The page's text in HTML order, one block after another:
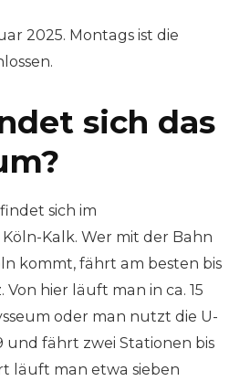
2025. Montags ist die
sich das
sich im
Kalk. Wer mit der Bahn
kommt, fährt am besten bis
Von hier läuft man in ca. 15
oder man nutzt die U-
und fährt zwei Stationen bis
läuft man etwa sieben